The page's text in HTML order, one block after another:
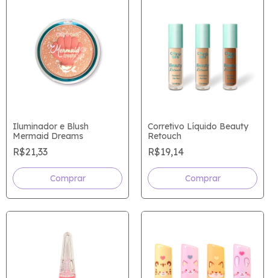
Iluminador e Blush
Mermaid Dreams
R$21,33
Corretivo Líquido Beauty
Retouch
R$19,14
Comprar